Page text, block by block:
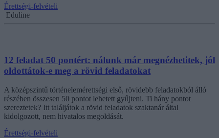
Érettségi-felvételi
Eduline
12 feladat 50 pontért: nálunk már megnézhetitek, jól
oldottátok-e meg a rövid feladatokat
A középszintű történelemérettségi első, rövidebb feladatokból álló
részében összesen 50 pontot lehetett gyűjteni. Ti hány pontot
szereztetek? Itt találjátok a rövid feladatok szaktanár által
kidolgozott, nem hivatalos megoldását.
Érettségi-felvételi